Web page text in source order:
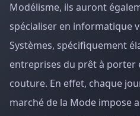
Modélisme, ils auront
spécialiser en informatique
Systèmes, spécifiquement
entreprises du prêt à porter
couture. En effet, chaque
marché de la Mode impose